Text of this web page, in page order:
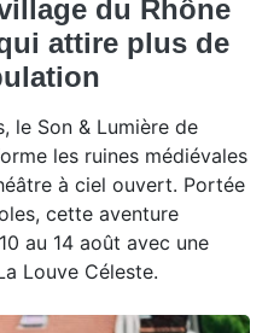
du Rhône
attire plus de
le Son & Lumière de
les ruines médiévales
à ciel ouvert. Portée
cette aventure
au 14 août avec une
Louve Céleste.